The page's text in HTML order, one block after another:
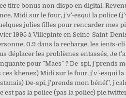
titre bonus non dispo en digital.
Midi sur le four, j'v'-esqui la police
jolies filles pour rencarder mes
1995 à Villepinte en Seine-Saint-
0.9 dans la recharge, les
déplacer les problèmes entassés, Je
pour "Maes" ? De-spi, j'prends
khenez) Midi sur le four, j'v'-esqui
De-spi, j'prends mon bénéf',
pas la police (pas la police)